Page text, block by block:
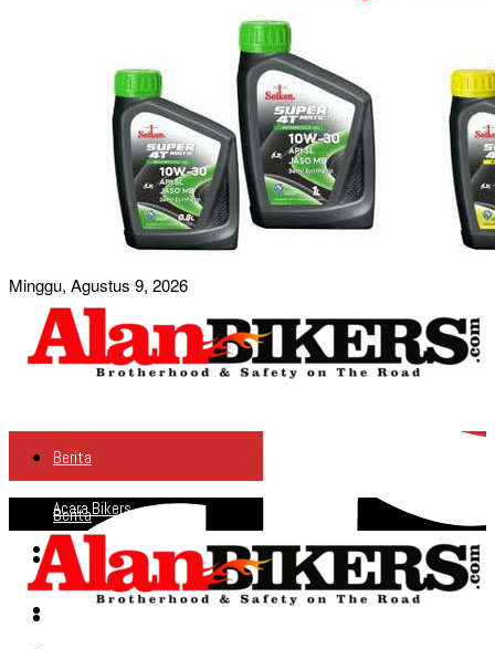
Minggu, Agustus 9, 2026
Berita
Acara Bikers
Profile
Info Produk
Berita
Acara Bikers
Profile